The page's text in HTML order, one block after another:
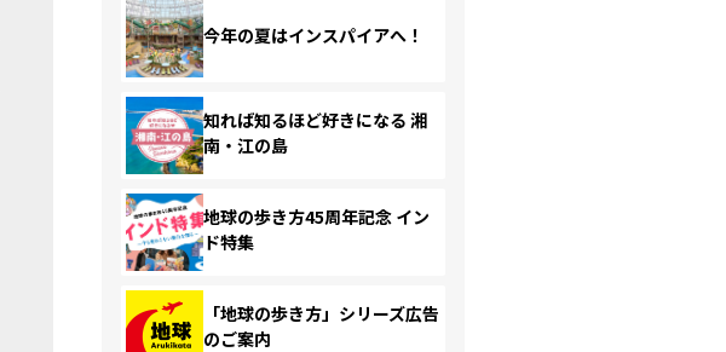
今年の夏はインスパイアへ！
知れば知るほど好きになる 湘
南・江の島
地球の歩き方45周年記念 イン
ド特集
「地球の歩き方」シリーズ広告
のご案内